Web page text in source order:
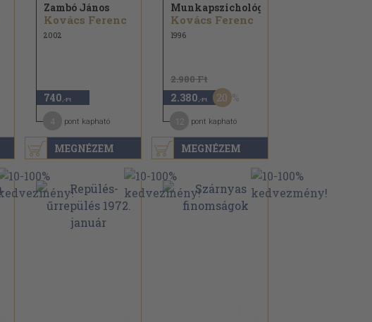
MEGNÉZEM
Zambó János
Kovács Ferenc
2002
740 ,-Ft
pont kapható
MEGNÉZEM
Munkapszichológia
Kovács Ferenc
1996
2.980 Ft
2.380 ,-Ft 20
pont kapható